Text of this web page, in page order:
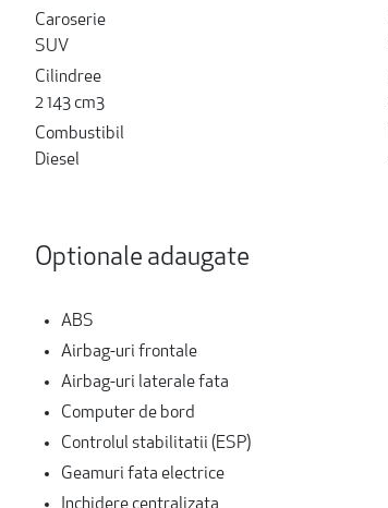
Caroserie
SUV
Cilindree
2 143 cm3
Combustibil
Diesel
Optionale adaugate
ABS
Airbag-uri frontale
Airbag-uri laterale fata
Computer de bord
Controlul stabilitatii (ESP)
Geamuri fata electrice
Inchidere centralizata